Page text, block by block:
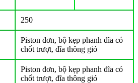
250
Piston đơn, bộ kẹp phanh đĩa có
chốt trượt, đĩa thông gió
Piston đơn, bộ kẹp phanh đĩa có
chốt trượt, đĩa thông gió